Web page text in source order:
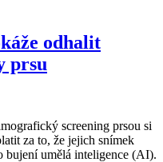
odhalit
prsu
screening prsou si
za to, že jejich snímek
bujení umělá inteligence (AI).